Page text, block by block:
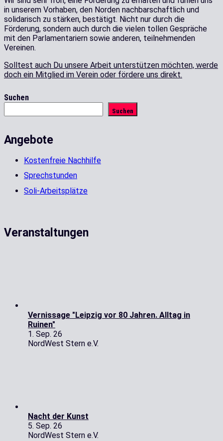
in unserem Vorhaben, den Norden nachbarschaftlich und
solidarisch zu stärken, bestätigt. Nicht nur durch die
Förderung, sondern auch durch die vielen tollen Gespräche
mit den Parlamentariern sowie anderen, teilnehmenden
Vereinen.
Solltest auch Du unsere Arbeit unterstützen möchten, werde
doch ein Mitglied im Verein oder fördere uns direkt.
Beitragsnavigation
Suchen
Suchen
Angebote
Kostenfreie Nachhilfe
Sprechstunden
Soli-Arbeitsplätze
Veranstaltungen
Vernissage "Leipzig vor 80 Jahren. Alltag in
Ruinen"
1. Sep. 26
NordWest Stern e.V.
Nacht der Kunst
5. Sep. 26
NordWest Stern e.V.